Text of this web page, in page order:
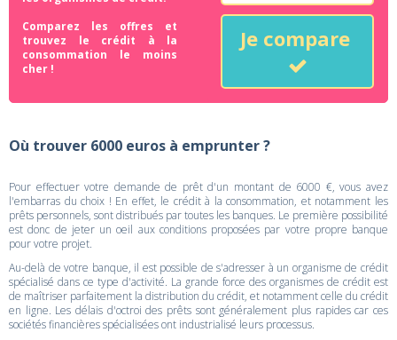
Comparez les offres et
trouvez le crédit à la
consommation le moins
cher !
Je compare
Où trouver 6000 euros à emprunter ?
Pour effectuer votre demande de prêt d'un montant de 6000 €, vous avez
l'embarras du choix ! En effet, le crédit à la consommation, et notamment les
prêts personnels, sont distribués par toutes les banques. Le première possibilité
est donc de jeter un oeil aux conditions proposées par votre propre banque
pour votre projet.
Au-delà de votre banque, il est possible de s'adresser à un organisme de crédit
spécialisé dans ce type d'activité. La grande force des organismes de crédit est
de maîtriser parfaitement la distribution du crédit, et notamment celle du crédit
en ligne. Les délais d'octroi des prêts sont généralement plus rapides car ces
sociétés financières spécialisées ont industrialisé leurs processus.